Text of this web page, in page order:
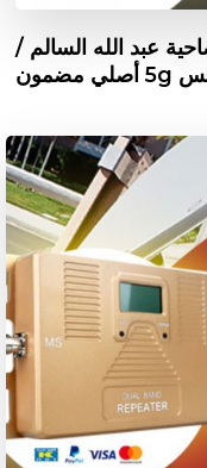
عبد الله السالم /